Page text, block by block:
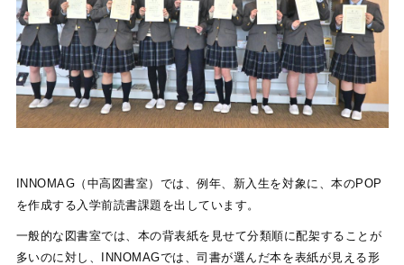
INNOMAG（中高図書室）では、例年、新入生を対象に、本のPOP
を作成する入学前読書課題を出しています。
一般的な図書室では、本の背表紙を見せて分類順に配架することが
多いのに対し、INNOMAGでは、司書が選んだ本を表紙が見える形